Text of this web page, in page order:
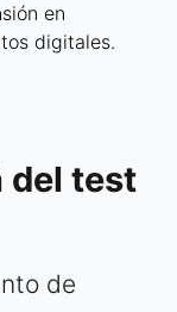
en
digitales.
del test
de